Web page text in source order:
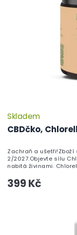
CBDčko,
Skladem
399 Kč
Zachraň a
2/2027.Objevte sílu
nabitá živinami.